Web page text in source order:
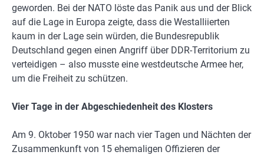
geworden. Bei der NATO löste das Panik aus und der Blick
auf die Lage in Europa zeigte, dass die Westalliierten
kaum in der Lage sein würden, die Bundesrepublik
Deutschland gegen einen Angriff über DDR-Territorium zu
verteidigen – also musste eine westdeutsche Armee her,
um die Freiheit zu schützen.
Vier Tage in der Abgeschiedenheit des Klosters
Am 9. Oktober 1950 war nach vier Tagen und Nächten der
Zusammenkunft von 15 ehemaligen Offizieren der